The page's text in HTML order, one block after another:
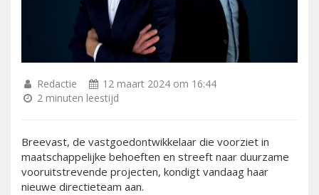
Redactie
12 maart 2024 om 16:44
2 minuten leestijd
Breevast, de vastgoedontwikkelaar die voorziet in
maatschappelijke behoeften en streeft naar duurzame
vooruitstrevende projecten, kondigt vandaag haar
nieuwe directieteam aan.